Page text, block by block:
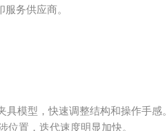
务供应商。
具模型，快速调整结构和操作手感。
置，迭代速度明显加快。